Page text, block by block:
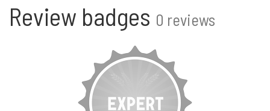
Review badges 0 reviews